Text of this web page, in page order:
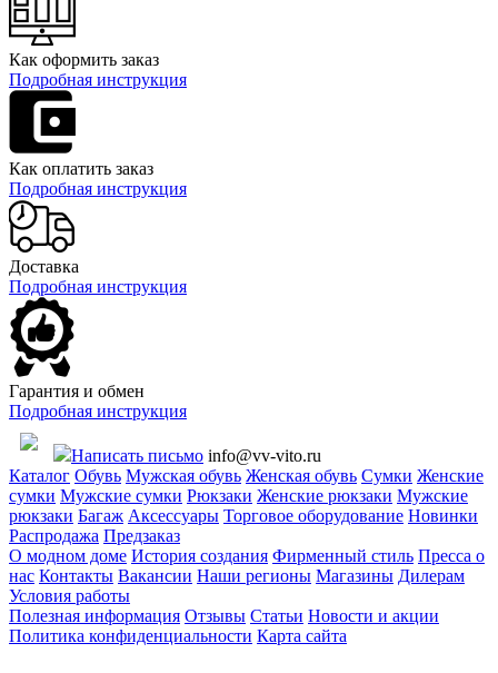
Как оформить заказ
Подробная инструкция
Как оплатить заказ
Подробная инструкция
Доставка
Подробная инструкция
Гарантия и обмен
Подробная инструкция
Написать письмо info@vv-vito.ru
Каталог Обувь Мужская обувь Женская обувь Сумки Женские
сумки Мужские сумки Рюкзаки Женские рюкзаки Мужские
рюкзаки Багаж Аксессуары Торговое оборудование Новинки
Распродажа Предзаказ
О модном доме История создания Фирменный стиль Пресса о
нас Контакты Вакансии Наши регионы Магазины Дилерам
Условия работы
Полезная информация Отзывы Статьи Новости и акции
Политика конфиденциальности Карта сайта